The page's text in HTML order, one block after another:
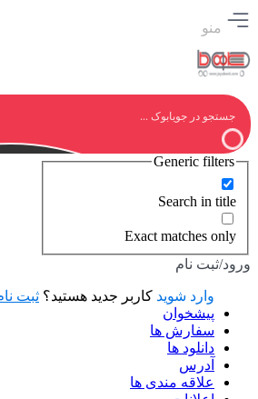
منو
Generic filters
Search in title
Exact matches only
ورود/ثبت نام
وارد شوید کاربر جدید هستید؟ ثبت
پیشخوان
سفارش ها
دانلود ها
آدرس
علاقه مندی ها